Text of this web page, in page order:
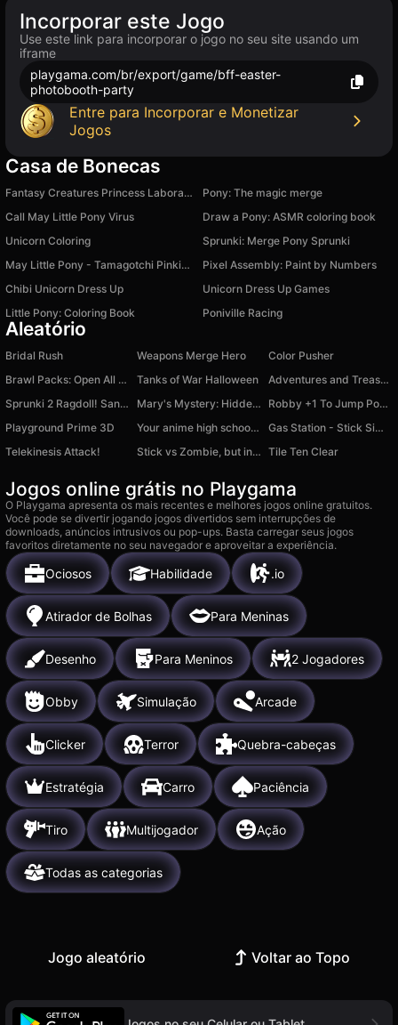
Incorporar este Jogo
Use este link para incorporar o jogo no seu site usando um
iframe
playgama.com/br/export/game/bff-easter-
photobooth-party
Entre para Incorporar e Monetizar
Jogos
Casa de Bonecas
Fantasy Creatures Princess Laboratory
Pony: The magic merge
Call May Little Pony Virus
Draw a Pony: ASMR coloring book
Unicorn Coloring
Sprunki: Merge Pony Sprunki
May Little Pony - Tamagotchi Pinkie Pie
Pixel Assembly: Paint by Numbers
Chibi Unicorn Dress Up
Unicorn Dress Up Games
Little Pony: Coloring Book
Poniville Racing
Aleatório
Bridal Rush Weapons Merge Hero
Color Pusher
Brawl Packs: Open All Online
Tanks of War Halloween
Adventures and Treasures
Sprunki 2 Ragdoll! Sandbox, a mod for CS skins
Mary's Mystery: Hidden Object
Robby +1 To Jump Power Per Click
Playground Prime 3D
Your anime high school girl
Gas Station - Stick Simulator
Telekinesis Attack!
Stick vs Zombie, but in a car Tile Ten Clear
Jogos online grátis no Playgama
O Playgama apresenta os mais recentes e melhores jogos online gratuitos.
Você pode se divertir jogando jogos divertidos sem interrupções de
downloads, anúncios intrusivos ou pop-ups. Basta carregar seus jogos
favoritos diretamente no seu navegador e aproveitar a experiência.
Ociosos Habilidade .io
Atirador de Bolhas Para Meninas
Desenho Para Meninos 2 Jogadores
Obby Simulação Arcade
Clicker Terror Quebra-cabeças
Estratégia Carro Paciência
Tiro Multijogador Ação
Todas as categorias
Jogo aleatório Voltar ao Topo